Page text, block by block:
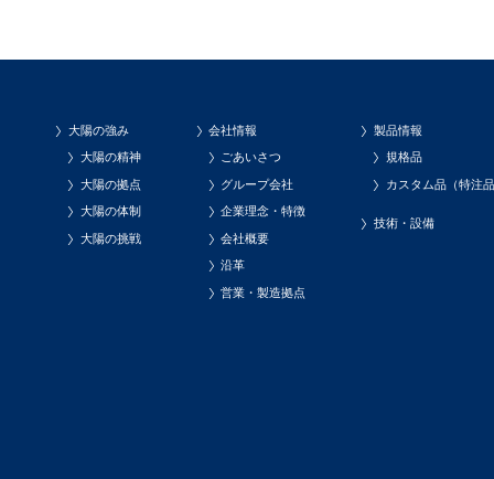
大陽の強み
大陽の精神
大陽の拠点
大陽の体制
大陽の挑戦
会社情報
ごあいさつ
グループ会社
企業理念・特徴
会社概要
沿革
営業・製造拠点
製品情報
規格品
カスタム品（特注
技術・設備